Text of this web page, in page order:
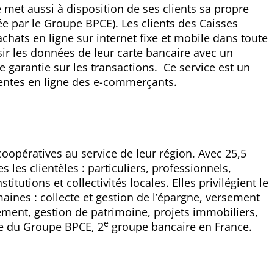
met aussi à disposition de ses clients sa propre
par le Groupe BPCE). Les clients des Caisses
en ligne sur internet fixe et mobile dans toute
les données de leur carte bancaire avec un
garantie sur les transactions. Ce service est un
en ligne des e-commerçants.
au service de leur région. Avec 25,5
les clientèles : particuliers, professionnels,
et collectivités locales. Elles privilégient le
: collecte et gestion de l’épargne, versement
gestion de patrimoine, projets immobiliers,
du Groupe BPCE, 2e groupe bancaire en France.